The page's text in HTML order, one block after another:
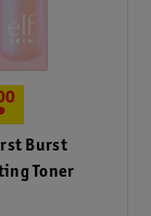
Burst
Toner